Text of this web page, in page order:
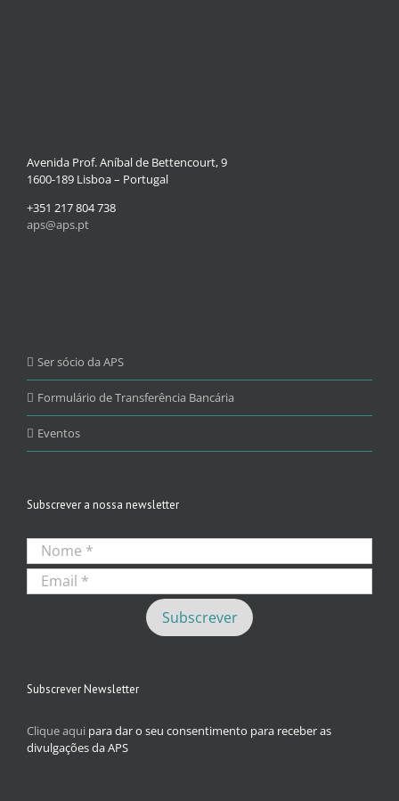
Avenida Prof. Aníbal de Bettencourt, 9
1600-189 Lisboa – Portugal
+351 217 804 738
aps@aps.pt
Ser sócio da APS
Formulário de Transferência Bancária
Eventos
Subscrever a nossa newsletter
Subscrever Newsletter
Clique aqui para dar o seu consentimento para receber as
divulgações da APS